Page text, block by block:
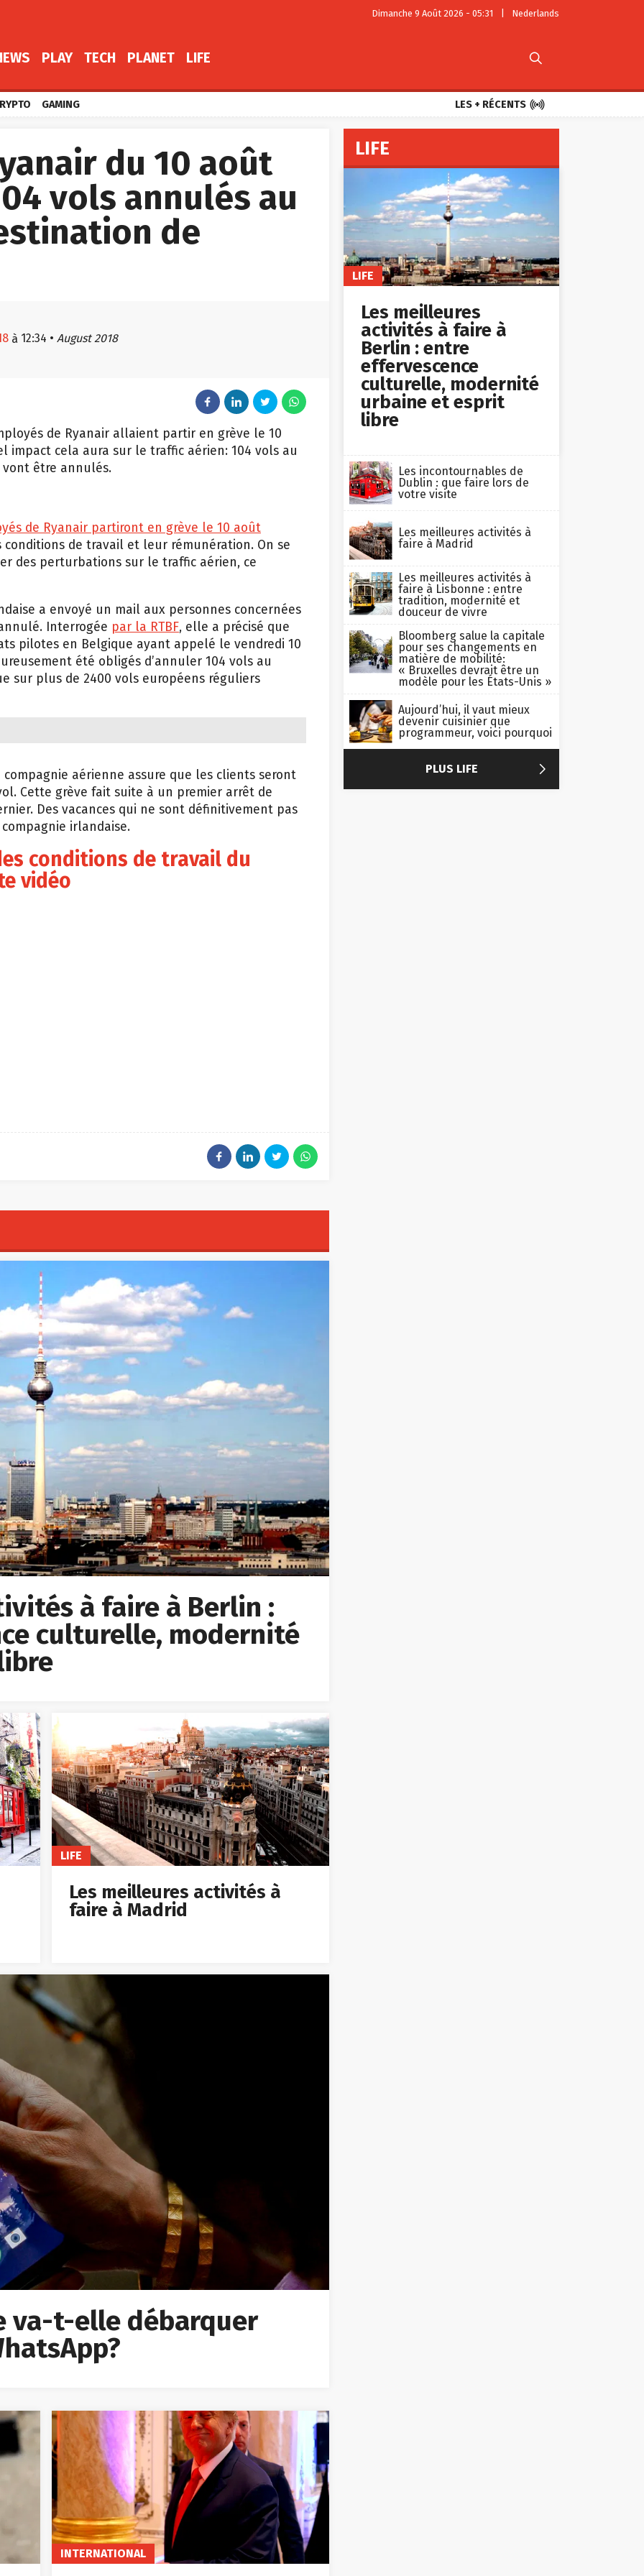
Dimanche 9 Août 2026 - 05:31 Nederlands
PLAY TECH PLANET LIFE 
GAMING LES + RÉCENTS 
du 10 août
vols annulés au
de
à 12:34 • August 2018
de Ryanair allaient partir en grève le 10
impact cela aura sur le traffic aérien: 104 vols au
être annulés.
de Ryanair partiront en grève le 10 août
de travail et leur rémunération. On se
des perturbations sur le traffic aérien, ce
a envoyé un mail aux personnes concernées
Interrogée par la RTBF, elle a précisé que
pilotes en Belgique ayant appelé le vendredi 10
été obligés d’annuler 104 vols au
sur plus de 2400 vols européens réguliers
aérienne assure que les clients seront
Cette grève fait suite à un premier arrêt de
Des vacances qui ne sont définitivement pas
irlandaise.
conditions de travail du
vidéo
à faire à Berlin :
culturelle, modernité
LIFE
Les meilleures activités à
faire à Madrid
va-t-elle débarquer
INTERNATIONAL
LIFE
LIFE
Les meilleures
activités à faire à
Berlin : entre
effervescence
culturelle, modernité
urbaine et esprit
libre
Les incontournables de
Dublin : que faire lors de
votre visite
Les meilleures activités à
faire à Madrid
Les meilleures activités à
faire à Lisbonne : entre
tradition, modernité et
douceur de vivre
Bloomberg salue la capitale
pour ses changements en
matière de mobilité:
« Bruxelles devrait être un
modèle pour les États-Unis »
Aujourd’hui, il vaut mieux
devenir cuisinier que
programmeur, voici pourquoi
PLUS LIFE 